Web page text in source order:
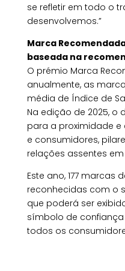
se refletir em todo o
desenvolvemos.”
Marca
baseada na
O prémio Marca
anualmente, as
média de Índice de
Na edição de 2025, o
para a proximidade
e consumidores,
relações assentes
Este ano, 177 marcas
reconhecidas com o
que poderá ser
símbolo de
todos os